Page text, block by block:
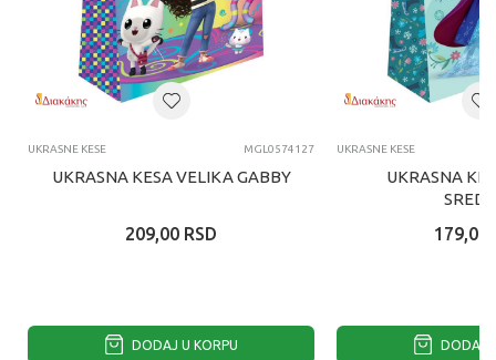
UKRASNE KESE MGL0574127
UKRASNA KESA VELIKA GABBY
209,00 RSD
DODAJ U KORPU
UKRASNE KESE
UKRASNA
179,00
DODAJ